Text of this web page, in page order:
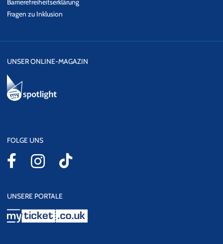
Barrierefreiheitserklärung
Fragen zu Inklusion
UNSER ONLINE-MAGAZIN
FOLGE UNS
UNSERE PORTALE